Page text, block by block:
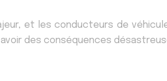
et les conducteurs de
des conséquences